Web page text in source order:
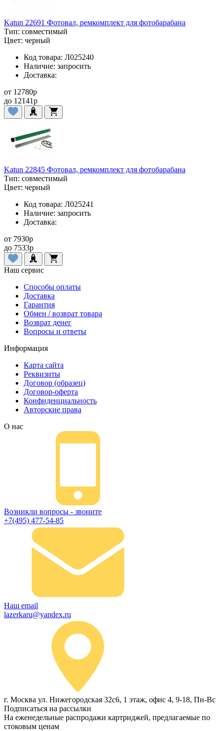
Katun 22691 Фотовал, ремкомплект для фотобарабана
Тип: совместимый
Цвет: черный
Код товара: Л025240
Наличие: запросить
Доставка:
от 12780p
до 12141p
Katun 22845 Фотовал, ремкомплект для фотобарабана
Тип: совместимый
Цвет: черный
Код товара: Л025241
Наличие: запросить
Доставка:
от 7930p
до 7533p
Наш сервис
Способы оплаты
Доставка
Гарантия
Обмен / возврат товара
Возврат денег
Вопросы и ответы
Информация
Карта сайта
Реквизиты
Договор (образец)
Договор-оферта
Конфиденциальность
Авторские права
О нас
Возникли вопросы - звоните
+7(495) 477-54-85
Наш email
lazerkaru@yandex.ru
г. Москва ул. Нижегородская 32с6, 1 этаж, офис 4, 9-18, Пн-Вс
Подписаться на рассылки
На еженедельные распродажи картриджей, предлагаемые по
стоковым ценам